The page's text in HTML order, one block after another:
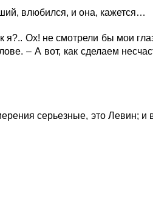
влюбился, и она, кажется…
Ох! не смотрели бы мои
– А вот, как сделаем
серьезные, это Левин; и